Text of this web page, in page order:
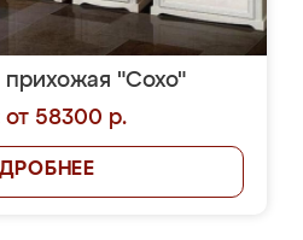
прихожая "Сохо"
от 58300 р.